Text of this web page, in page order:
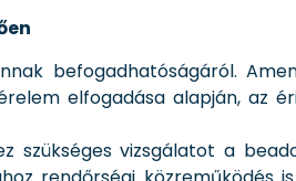
befogadhatóságáról.
elfogadása alapján, az
szükséges vizsgálatot a